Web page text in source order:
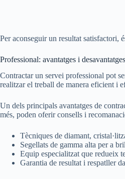
Per aconseguir un resultat satisfactori,
Professional: avantatges i desavantatges
Contractar un servei professional pot
realitzar el treball de manera eficient i
Un dels principals avantatges de
més, poden oferir consells i
Tècniques de diamant,
Segellats de gamma alta per a
Equip especialitzat que redueix
Garantia de resultat i respatller